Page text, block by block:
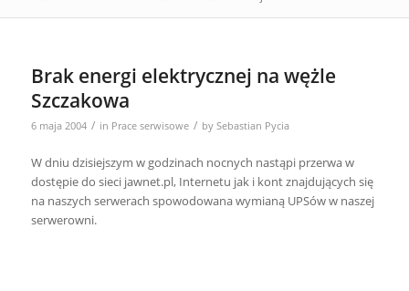
Brak energi elektrycznej na wężle
Szczakowa
6 maja 2004 / in Prace serwisowe / by Sebastian Pycia
W dniu dzisiejszym w godzinach nocnych nastąpi przerwa w
dostępie do sieci jawnet.pl, Internetu jak i kont znajdujących się
na naszych serwerach spowodowana wymianą UPSów w naszej
serwerowni.